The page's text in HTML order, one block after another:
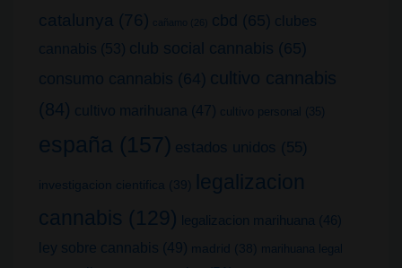
catalunya (76) cañamo (26) cbd (65) clubes
cannabis (53) club social cannabis (65)
consumo cannabis (64) cultivo cannabis
(84) cultivo marihuana (47) cultivo personal (35)
españa (157) estados unidos (55)
investigacion cientifica (39)
legalizacion
cannabis (129) legalizacion marihuana (46)
ley sobre cannabis (49) madrid (38)
marihuana legal